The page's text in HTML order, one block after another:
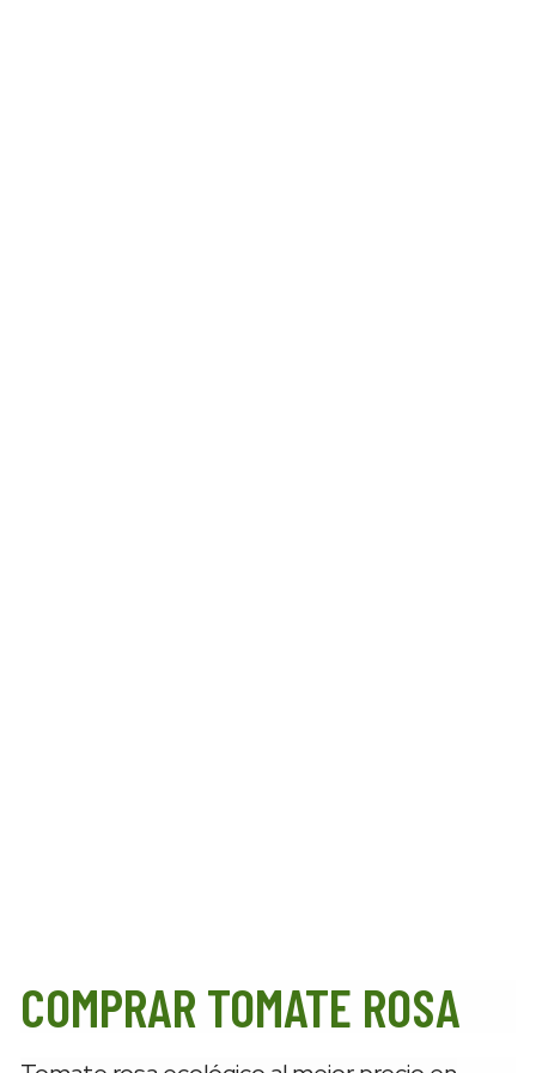
COMPRAR TOMATE ROSA